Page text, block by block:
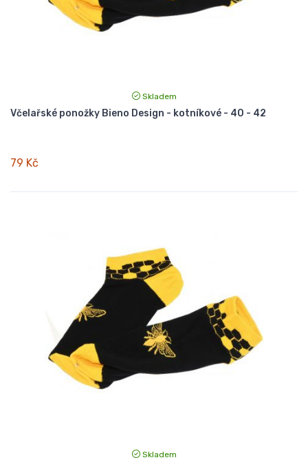
Skladem
Včelařské ponožky Bieno Design - kotníkové - 40 - 42
79 Kč
Skladem